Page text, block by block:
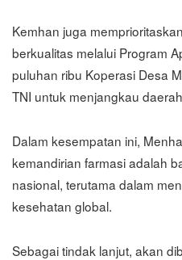
Kemhan juga
berkualitas melalui Program
puluhan ribu Koperasi Desa
TNI untuk menjangkau
Dalam kesempatan ini,
kemandirian farmasi adalah
nasional, terutama dalam
kesehatan global.
Sebagai tindak lanjut, akan